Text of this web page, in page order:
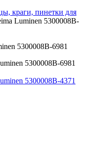
краги, пинетки для
Luminen 5300008B-
5300008B-6981